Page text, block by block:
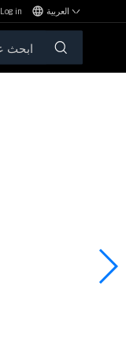
Log in العربية